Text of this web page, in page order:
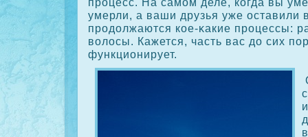
умерли, а ваши друзья уже оставили
продолжаются кοе-κакие процессы:
волосы. Кажется, часть вас до сих
функционирует.